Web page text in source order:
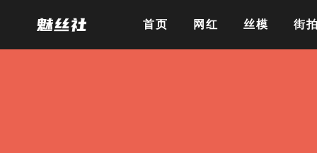
首页 网红 丝模 街